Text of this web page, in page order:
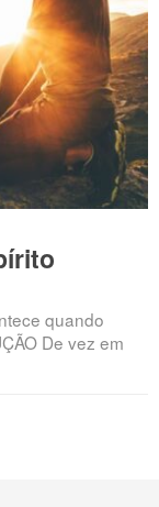
quando
De vez em